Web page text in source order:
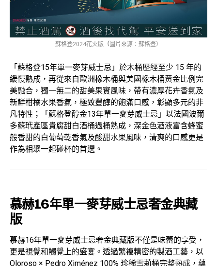
蘇格登2024花火版 （圖片來源：蘇格登）
「蘇格登15年單一麥芽威士忌」於木桶歷經至少 15 年的
緩慢熟成，再從來自歐洲橡木桶與美國橡木桶黃金比例完
美融合，獨一無二的甜美果實風味，帶有濃厚花卉香氣及
新鮮柑橘水果香氣，極致豐醇的飽滿口感，彰顯多元的非
凡特性；「蘇格登醇金13年單一麥芽威士忌」以法國波爾
多蘇玳產區貴腐甜白酒桶過桶熟成，深金色酒液富含蜂蜜
般香甜的白葡萄乾香氣及酸甜水果風味，清爽的口感更是
作為相聚一起碰杯的首選。
慕赫16年單一麥芽威士忌奢金典藏
版
慕赫16年單一麥芽威士忌奢金典藏版不僅是味蕾的享受，
更是視覺和觸覺上的盛宴。透過繁複精密的製酒工藝，以
Oloroso × Pedro Ximénez 100% 珍稀雪莉桶完整熟成，蘊